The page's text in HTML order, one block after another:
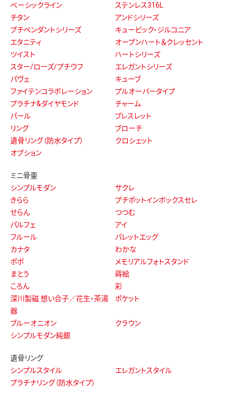
ベーシックライン
ステンレス316L
チタン
アンドシリーズ
プチペンダントシリーズ
キュービック・ジルコニア
エタニティ
オープンハート＆クレッセント
ツイスト
ハートシリーズ
スター/ローズ/プチウフ
エレガントシリーズ
パヴェ
キューブ
ファイテンコラボレーション
プルオーバータイプ
プラチナ&ダイヤモンド
チャーム
パール
ブレスレット
リング
ブローチ
遺骨リング（防水タイプ）
クロシェット
オプション
ミニ骨壷
シンプルモダン
サクレ
きらら
プチポットインボックスセレ
せらん
つつむ
パルフェ
アイ
フルール
パレットエッグ
カナタ
わかな
ポポ
メモリアルフォトスタンド
まとう
蒔絵
ころん
彩
深川製磁 想い合子／花生・茶湯
器
ポケット
ブルーオニオン
クラウン
シンプルモダン純銀
遺骨リング
シンプルスタイル
エレガントスタイル
プラチナリング（防水タイプ）